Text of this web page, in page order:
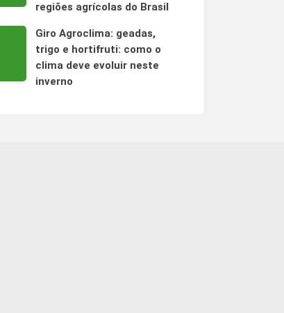
regiões agrícolas do Brasil
Giro Agroclima: geadas,
trigo e hortifruti: como o
clima deve evoluir neste
inverno